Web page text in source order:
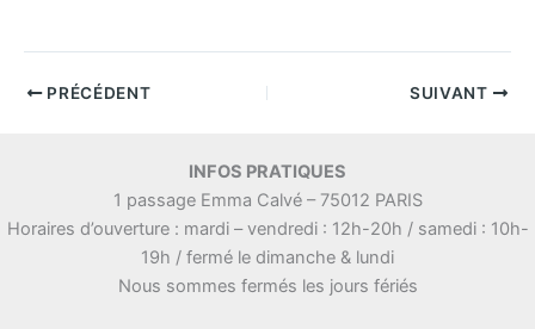
PRÉCÉDENT SUIVANT
INFOS PRATIQUES
1 passage Emma Calvé – 75012 PARIS
Horaires d’ouverture : mardi – vendredi : 12h-20h / samedi : 10h-
19h / fermé le dimanche & lundi
Nous sommes fermés les jours fériés